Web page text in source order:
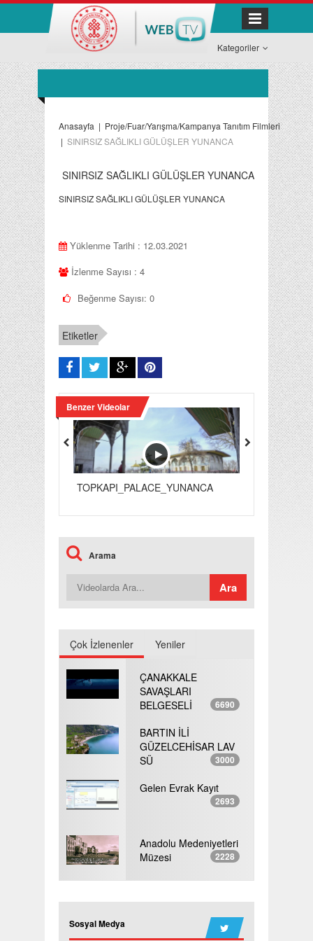
Kategoriler
Anasayfa | Proje/Fuar/Yarışma/Kampanya Tanıtım Filmleri
| SINIRSIZ SAĞLIKLI GÜLÜŞLER YUNANCA
SINIRSIZ SAĞLIKLI GÜLÜŞLER YUNANCA
SINIRSIZ SAĞLIKLI GÜLÜŞLER YUNANCA
Yüklenme Tarihi : 12.03.2021
İzlenme Sayısı : 4
Beğenme Sayısı: 0
Etiketler
Benzer Videolar
TOPKAPI_PALACE_YUNANCA
Arama
Çok İzlenenler Yeniler
ÇANAKKALE
SAVAŞLARI
BELGESELİ
6690
BARTIN İLİ
GÜZELCEHİSAR LAV
SÜ
3000
Gelen Evrak Kayıt
2693
Anadolu Medeniyetleri
Müzesi
2228
Sosyal Medya